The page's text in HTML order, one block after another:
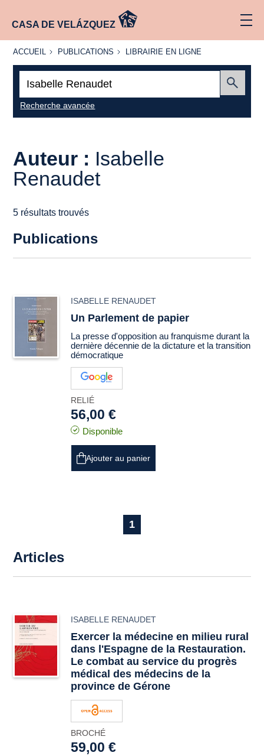
CASA DE VELÁZQUEZ
ACCUEIL
ACCUEIL PUBLICATIONS
PUBLICATIONS
LIBRAIRIE
LIBRAIRIE EN LIGNE
Recherche avancée
Auteur : Isabelle
Renaudet
5 résultats trouvés
Publications
ISABELLE RENAUDET
Un Parlement de papier
La presse d'opposition au franquisme durant la
dernière décennie de la dictature et la transition
démocratique
RELIÉ
56,00 €
Disponible
Ajouter au panier
1
Articles
ISABELLE RENAUDET
Exercer la médecine en milieu rural
dans l'Espagne de la Restauration.
Le combat au service du progrès
médical des médecins de la
province de Gérone
BROCHÉ
59,00 €